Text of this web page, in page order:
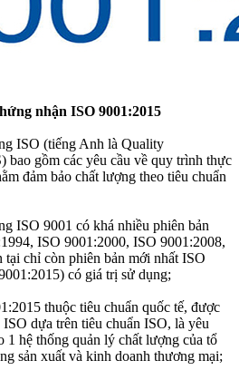
nhận ISO 9001:2015
ISO (tiếng Anh là Quality
bao gồm các yêu cầu về quy trình thực
đảm bảo chất lượng theo tiêu chuẩn
ISO 9001 có khá nhiều phiên bản
ISO 9001:2000, ISO 9001:2008,
chỉ còn phiên bản mới nhất ISO
có giá trị sử dụng;
thuộc tiêu chuẩn quốc tế, được
dựa trên tiêu chuẩn ISO, là yêu
1 hệ thống quản lý chất lượng của tổ
sản xuất và kinh doanh thương mại;